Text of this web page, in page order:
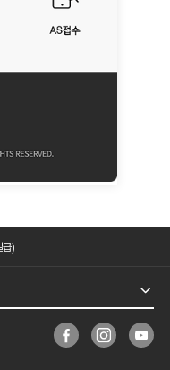
급)
을지로2가6번지)